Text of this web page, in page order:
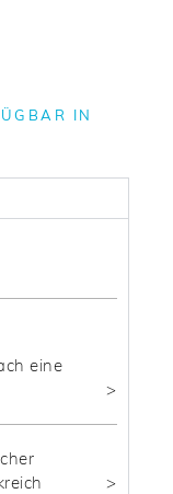
IN
eine